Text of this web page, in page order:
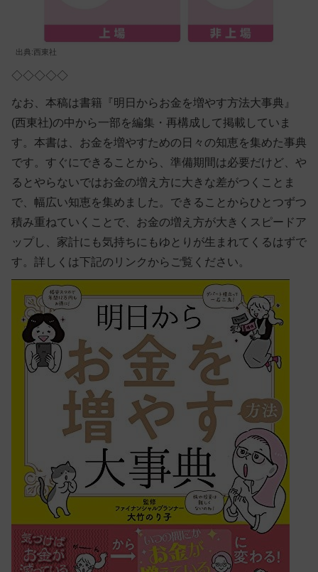
出典:西東社
◇◇◇◇◇
なお、本稿は書籍『明日からお金を増やす方法大事典』
(西東社)の中から一部を編集・再構成して掲載していま
す。本書は、お金を増やすための日々の知恵を集めた事典
です。すぐにできることから、準備期間は必要だけど、や
るとやらないではお金の増え方に大きな差がつくことま
で、幅広い知恵を集めました。できることからひとつずつ
積み重ねていくことで、お金の増え方が大きくスピードア
ップし、家計にも気持ちにもゆとりが生まれてくるはずで
す。詳しくは下記のリンクからご覧ください。